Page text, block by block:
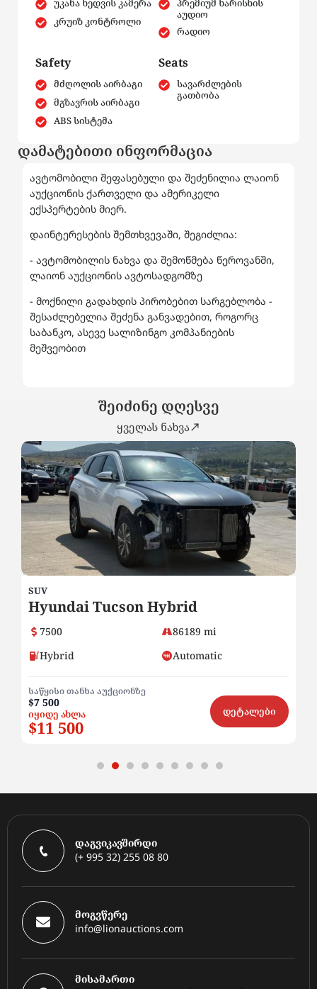
უკანა ხედვის კამერა
კრუიზ კონტროლი
პრემიუმ ხარისხის
აუდიო
რადიო
Safety
მძღოლის აირბაგი
მგზავრის აირბაგი
ABS სისტემა
Seats
სავარძლების
გათბობა
დამატებითი ინფორმაცია
ავტომობილი შეფასებული და შეძენილია ლაიონ
აუქციონის ქართველი და ამერიკელი
ექსპერტების მიერ.
დაინტერესების შემთხვევაში, შეგიძლია:
- ავტომობილის ნახვა და შემოწმება წეროვანში,
ლაიონ აუქციონის ავტოსადგომზე
- მოქნილი გადახდის პირობებით სარგებლობა -
შესაძლებელია შეძენა განვადებით, როგორც
საბანკო, ასევე სალიზინგო კომპანიების
მეშვეობით
შეიძინე დღესვე
ყველას ნახვა
SUV
Hyundai Tucson Hybrid
7500
86189 mi
Hybrid
Automatic
საწყისი თანხა აუქციონზე
$7 500
იყიდე ახლა
$11 500
დეტალები
დაგვიკავშირდი
(+ 995 32) 255 08 80
მოგვწერე
info@lionauctions.com
მისამართი